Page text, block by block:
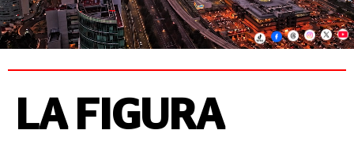
LA FIGURA